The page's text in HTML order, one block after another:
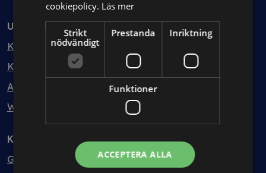
Utbildning
Kurser
Kurspaket
Abonnemang
Webbinarium
Kunskapsbank
Guider
cookiepolicy. Läs mer
Strikt
nödvändigt
Prestanda Inriktning
Funktioner
ACCEPTERA ALLA